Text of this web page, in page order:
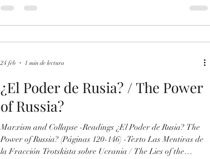
hicieron con los Regímenes de los Tiranos Assad (Siria) y
radares que tienen en la zona para no interferir con las
¿El Poder de Rusia? / The Power
of Russia?
Marxism and Collapse -Readings ¿El Poder de Rusia? The
Power of Russia? (Páginas 120-146) -Texto Las Mentiras de
la Fracción Trotskista sobre Ucrania / The Lies of the
24 feb 1 min de lectura